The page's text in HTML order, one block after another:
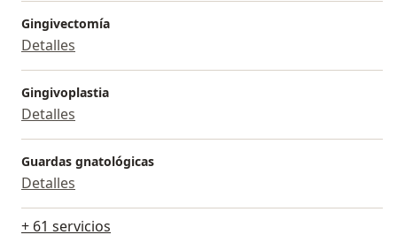
Gingivectomía
Detalles
Gingivoplastia
Detalles
Guardas gnatológicas
Detalles
+ 61 servicios